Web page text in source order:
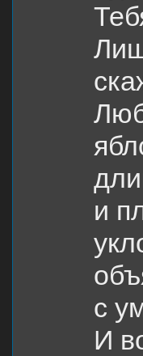
и
с
И